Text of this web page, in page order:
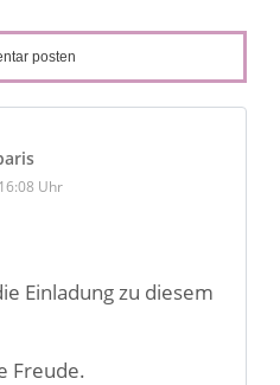
posten
Uhr
Einladung zu diesem
Freude.